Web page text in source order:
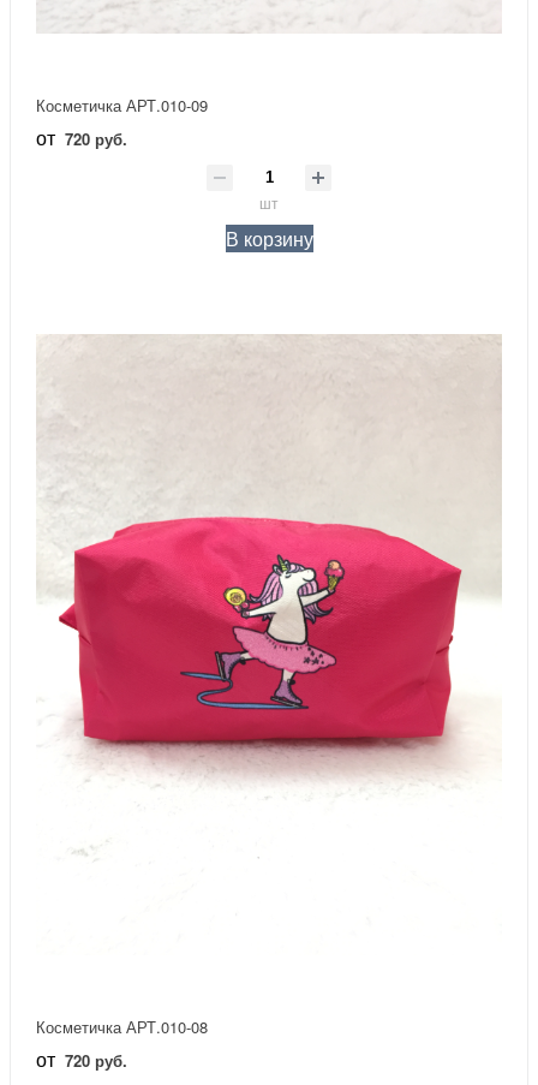
Косметичка АРТ.010-09
от 720 руб.
шт
В корзину
Косметичка АРТ.010-08
от 720 руб.